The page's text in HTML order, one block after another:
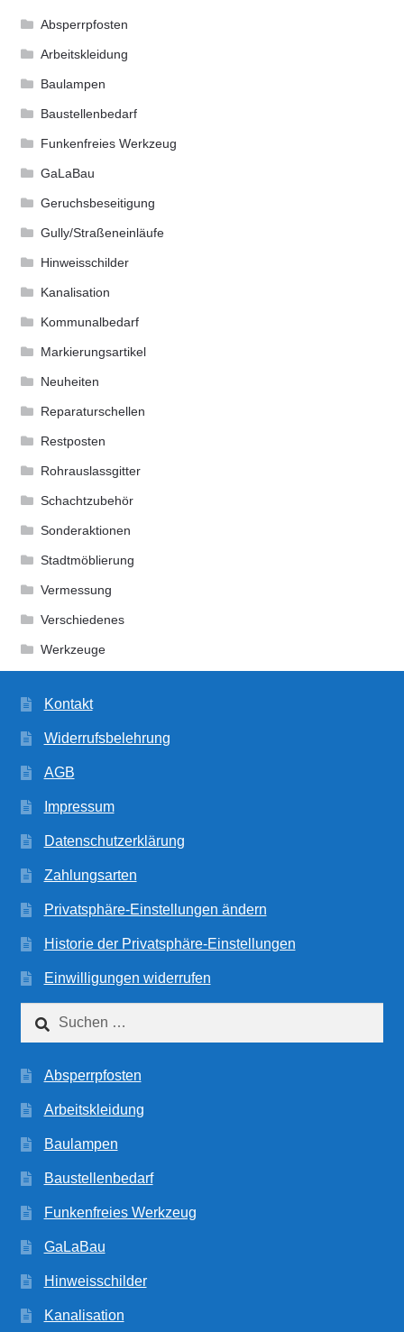
Absperrpfosten
Arbeitskleidung
Baulampen
Baustellenbedarf
Funkenfreies Werkzeug
GaLaBau
Geruchsbeseitigung
Gully/Straßeneinläufe
Hinweisschilder
Kanalisation
Kommunalbedarf
Markierungsartikel
Neuheiten
Reparaturschellen
Restposten
Rohrauslassgitter
Schachtzubehör
Sonderaktionen
Stadtmöblierung
Vermessung
Verschiedenes
Werkzeuge
Kontakt
Widerrufsbelehrung
AGB
Impressum
Datenschutzerklärung
Zahlungsarten
Privatsphäre-Einstellungen ändern
Historie der Privatsphäre-Einstellungen
Einwilligungen widerrufen
Suchen
nach:
Absperrpfosten
Arbeitskleidung
Baulampen
Baustellenbedarf
Funkenfreies Werkzeug
GaLaBau
Hinweisschilder
Kanalisation